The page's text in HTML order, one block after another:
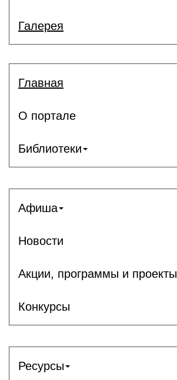
Галерея
Главная
О портале
Библиотеки
Афиша
Новости
Акции, программы и проекты
Конкурсы
Ресурсы